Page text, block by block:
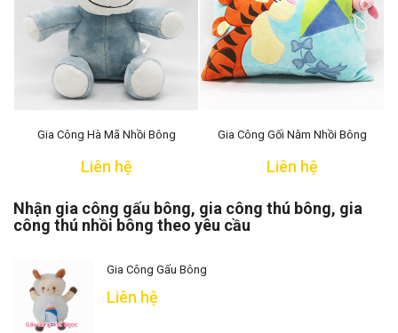
Gia Công Hà Mã Nhồi Bông
Liên hệ
Gia Công Gối Nằm Nhồi Bông
Liên hệ
Nhận gia công gấu bông, gia công thú bông, gia
công thú nhồi bông theo yêu cầu
Gia Công Gấu Bông
Liên hệ